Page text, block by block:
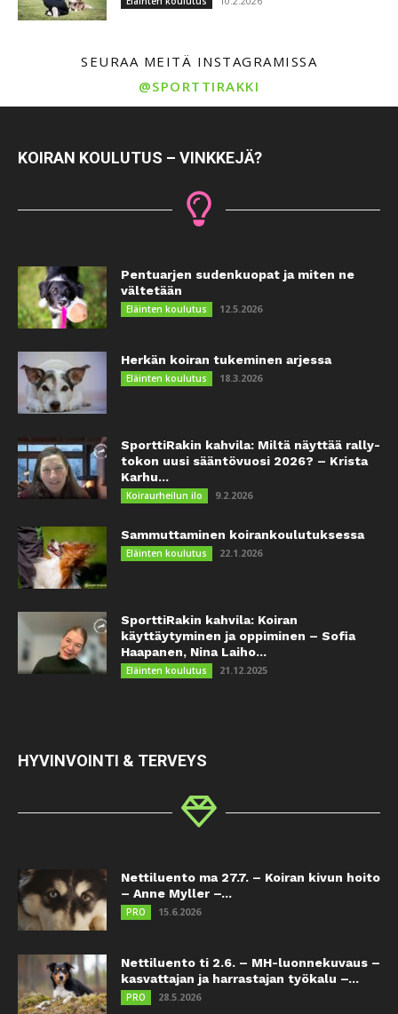
SEURAA MEITÄ INSTAGRAMISSA
@SPORTTIRAKKI
KOIRAN KOULUTUS – VINKKEJÄ?
Pentuarjen sudenkuopat ja miten ne
vältetään
Eläinten koulutus 12.5.2026
Herkän koiran tukeminen arjessa
Eläinten koulutus 18.3.2026
SporttiRakin kahvila: Miltä näyttää rally-
tokon uusi sääntövuosi 2026? – Krista
Karhu...
Koiraurheilun ilo 9.2.2026
Sammuttaminen koirankoulutuksessa
Eläinten koulutus 22.1.2026
SporttiRakin kahvila: Koiran
käyttäytyminen ja oppiminen – Sofia
Haapanen, Nina Laiho...
Eläinten koulutus 21.12.2025
HYVINVOINTI & TERVEYS
Nettiluento ma 27.7. – Koiran kivun hoito
– Anne Myller –...
PRO 15.6.2026
Nettiluento ti 2.6. – MH-luonnekuvaus –
kasvattajan ja harrastajan työkalu –...
PRO 28.5.2026